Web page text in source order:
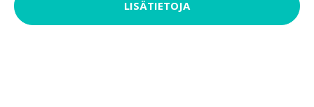
LISÄTIETOJA